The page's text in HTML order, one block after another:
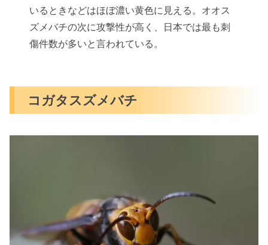
いるときなどはほぼ濃い黄色に見える。オオス
ズメバチの次に攻撃性が高く、日本では最も刺
傷件数が多いと言われている。
コガタスズメバチ